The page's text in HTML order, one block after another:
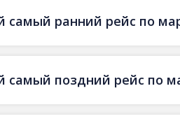
самый ранний рейс по
самый поздний рейс по